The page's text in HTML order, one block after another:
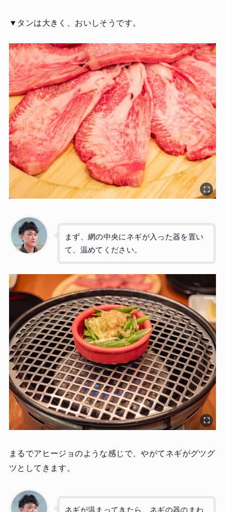
▼タンは大きく、おいしそうです。
まず、網の中央にネギが入った器を置い
て、温めてください。
まるでアヒージョのような感じで、やがてネギがグツグ
ツとしてきます。
ネギが温まってきたら、ネギの器のまわ